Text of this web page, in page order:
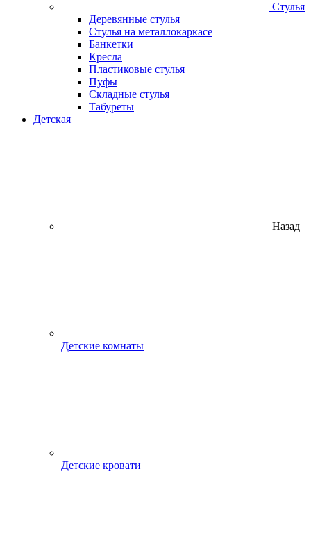
Стулья
Деревянные стулья
Стулья на металлокаркасе
Банкетки
Кресла
Пластиковые стулья
Пуфы
Складные стулья
Табуреты
Детская
Назад
Детские комнаты
Детские кровати